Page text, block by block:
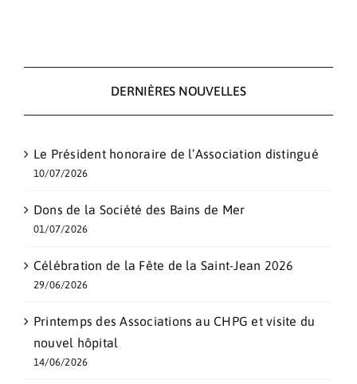
DERNIÈRES NOUVELLES
Le Président honoraire de l’Association distingué
10/07/2026
Dons de la Société des Bains de Mer
01/07/2026
Célébration de la Fête de la Saint-Jean 2026
29/06/2026
Printemps des Associations au CHPG et visite du
nouvel hôpital
14/06/2026